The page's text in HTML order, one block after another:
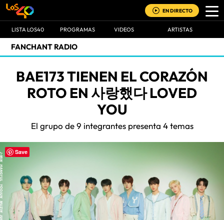
EN DIRECTO
LISTA LOS40 PROGRAMAS VIDEOS ARTISTAS
FANCHANT RADIO
BAE173 TIENEN EL CORAZÓN
ROTO EN 사랑했다 LOVED
YOU
El grupo de 9 integrantes presenta 4 temas
Save